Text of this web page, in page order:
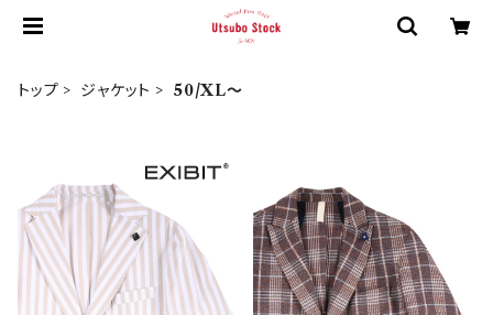
トップ ジャケット 50/XL～